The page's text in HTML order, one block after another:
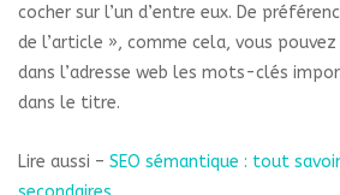
cocher sur l’un d’entre eux. De
de l’article », comme cela, vous
dans l’adresse web les mots-clés
dans le titre.
Lire aussi – SEO sémantique : tout